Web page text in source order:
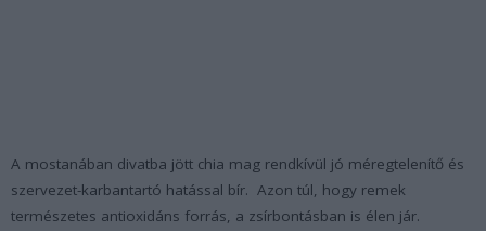
A mostanában divatba jött chia mag rendkívül jó méregtelenítő és
szervezet-karbantartó hatással bír. Azon túl, hogy remek
természetes antioxidáns forrás, a zsírbontásban is élen jár.